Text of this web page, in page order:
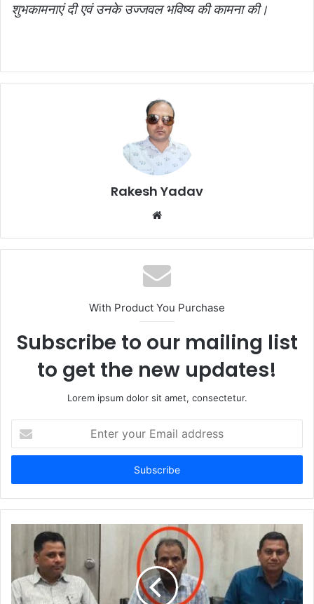
शुभकामनाएं दी एवं उनके उज्जवल भविष्य की कामना की।
Rakesh Yadav
b
s
i
e
With Product You Purchase
Subscribe to our mailing list
to get the new updates!
Lorem ipsum dolor sit amet, consectetur.
t
r
y
a